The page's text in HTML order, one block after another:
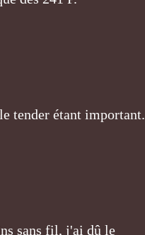
tender étant important.
sans fil, j'ai dû le